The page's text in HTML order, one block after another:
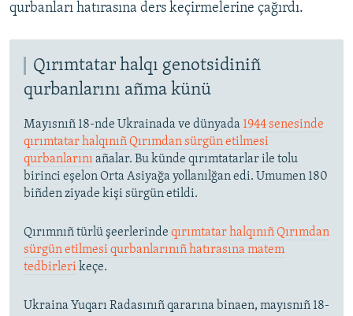
qurbanları hatırasına ders keçirmelerine çağırdı.
Qırımtatar halqı genotsidiniñ
qurbanlarını añma künü
Mayısnıñ 18-nde Ukrainada ve dünyada 1944 senesinde
qırımtatar halqınıñ Qırımdan sürgün etilmesi
qurbanlarını añalar. Bu künde qırımtatarlar ile tolu
birinci eşelon Orta Asiyağa yollanılğan edi. Umumen 180
biñden ziyade kişi sürgün etildi.
Qırımnıñ türlü şeerlerinde qırımtatar halqınıñ Qırımdan
sürgün etilmesi qurbanlarınıñ hatırasına matem
tedbirleri keçe.
Ukraina Yuqarı Radasınıñ qararına binaen, mayısnıñ 18-